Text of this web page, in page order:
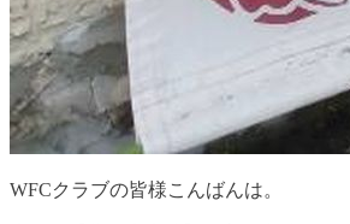
WFCクラブの皆様こんばんは。